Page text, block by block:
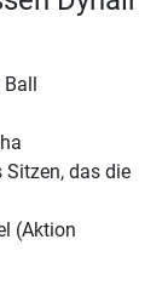
Sitzen, das die
(Aktion